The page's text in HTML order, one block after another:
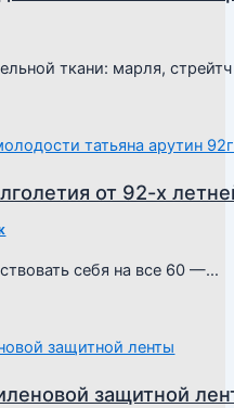
ткани: марля,
от 92-х
себя на все 60 —…
защитной